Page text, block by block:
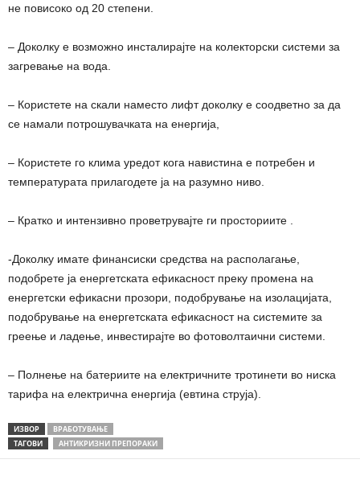
не повисоко од 20 степени.
– Доколку е возможно инсталирајте на колекторски системи за
загревање на вода.
– Користете на скали наместо лифт доколку е соодветно за да
се намали потрошувачката на енергија,
– Користете го клима уредот кога навистина е потребен и
температурата прилагодете ја на разумно ниво.
– Кратко и интензивно проветрувајте ги просториите .
-Доколку имате финансиски средства на располагање,
подобрете ја енергетската ефикасност преку промена на
енергетски ефикасни прозори, подобрување на изолацијата,
подобрување на енергетската ефикасност на системите за
греење и ладење, инвестирајте во фотоволтаични системи.
– Полнење на батериите на електричните тротинети во ниска
тарифа на електрична енергија (евтина струја).
ИЗВОР
ВРАБОТУВАЊЕ
ТАГОВИ
АНТИКРИЗНИ ПРЕПОРАКИ